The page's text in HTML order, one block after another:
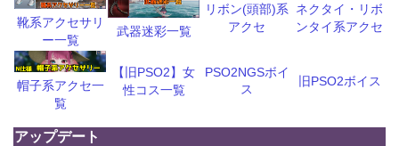
靴系アクセサリ
ー一覧
武器迷彩一覧
リボン(頭部)系
アクセ
ネクタイ・リボ
ンタイ系アクセ
帽子系アクセ一
覧
【旧PSO2】女
性コス一覧
PSO2NGSボイ
ス
旧PSO2ボイス
アップデート